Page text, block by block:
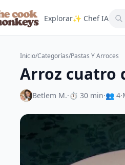
Explorar✨ Chef IA
Inicio/Categorías/Pastas Y Arroces
Arroz cuatro
Betlem M.·⏱ 30 min·👥 4·